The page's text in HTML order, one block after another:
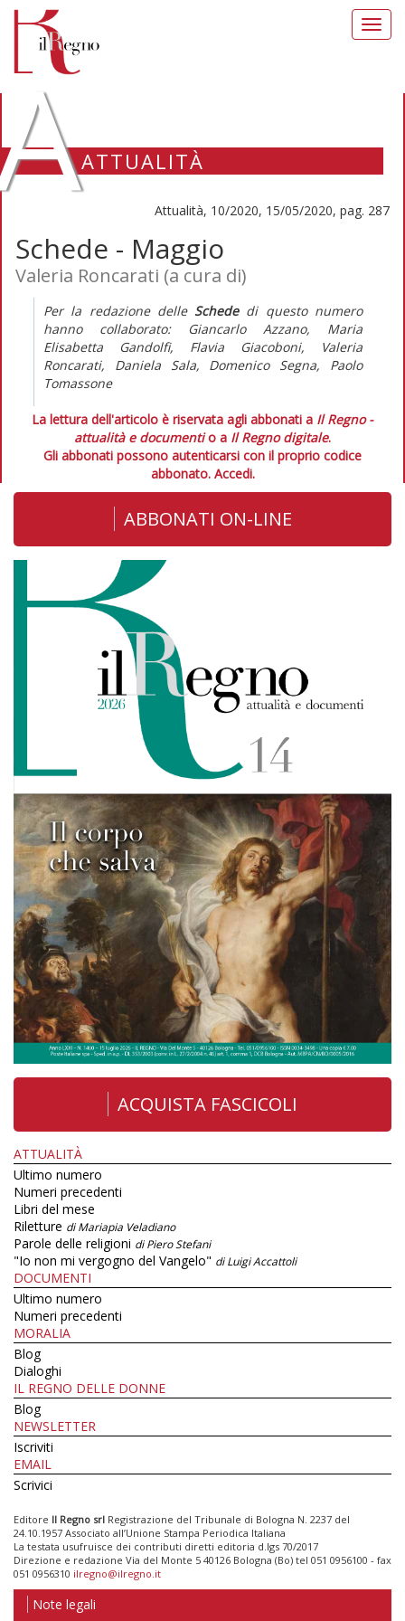
ATTUALITÀ
Attualità, 10/2020, 15/05/2020, pag. 287
Schede - Maggio
Valeria Roncarati (a cura di)
Per la redazione delle Schededi questo numero
hanno collaborato:
Giancarlo Azzano, Maria
Elisabetta Gandolfi, Flavia Giacoboni, Valeria
Roncarati, Daniela Sala, Domenico Segna, Paolo
Tomassone
La lettura dell'articolo è riservata agli abbonati a Il Regno -
attualità e documentio a Il Regno digitale.
Gli abbonati possono autenticarsi con il proprio codice
abbonato. Accedi.
ABBONATI ON-LINE
ACQUISTA FASCICOLI
ATTUALITÀ
Ultimo numero
Numeri precedenti
Libri del mese
Riletture di Mariapia Veladiano
Parole delle religioni di Piero Stefani
"Io non mi vergogno del Vangelo" di Luigi Accattoli
DOCUMENTI
Ultimo numero
Numeri precedenti
MORALIA
Blog
Dialoghi
IL REGNO DELLE DONNE
Blog
NEWSLETTER
Iscriviti
EMAIL
Scrivici
Editore Il Regno srl Registrazione del Tribunale di Bologna N. 2237 del
24.10.1957 Associato all’Unione Stampa Periodica Italiana
La testata usufruisce dei contributi diretti editoria d.lgs 70/2017
Direzione e redazione Via del Monte 5 40126 Bologna (Bo) tel 051 0956100 - fax
051 0956310 ilregno@ilregno.it
Note legali